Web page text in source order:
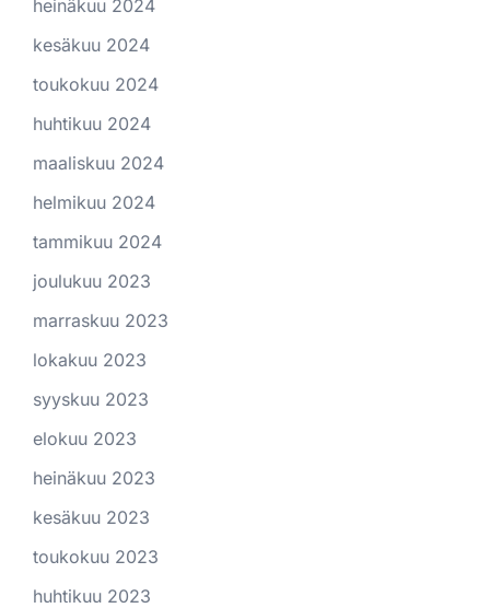
heinäkuu 2024
kesäkuu 2024
toukokuu 2024
huhtikuu 2024
maaliskuu 2024
helmikuu 2024
tammikuu 2024
joulukuu 2023
marraskuu 2023
lokakuu 2023
syyskuu 2023
elokuu 2023
heinäkuu 2023
kesäkuu 2023
toukokuu 2023
huhtikuu 2023